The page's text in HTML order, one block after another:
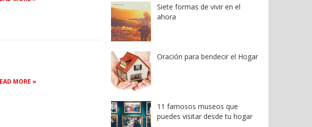
MORE »
Siete formas de vivir en el
ahora
Oración para bendecir el Hogar
11 famosos museos que
puedes visitar desde tu hogar